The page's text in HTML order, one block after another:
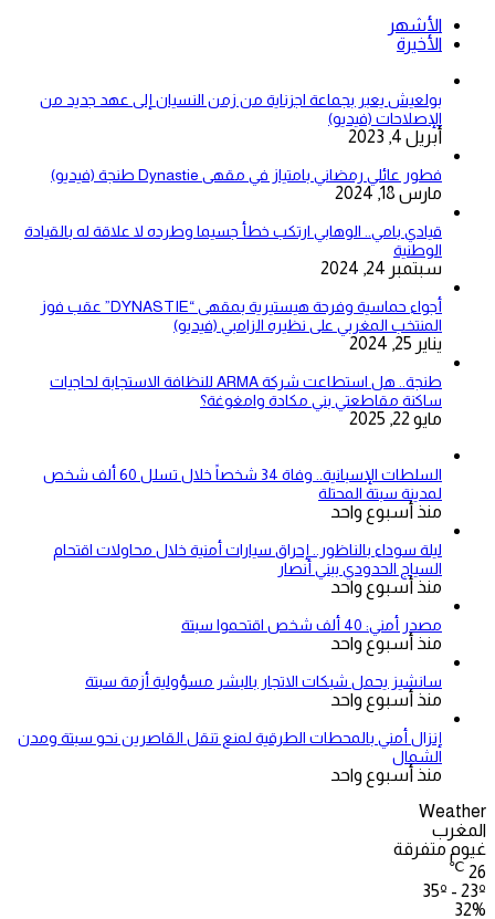
الأشهر
الأخيرة
بولعيش يعبر بجماعة اجزناية من زمن النسيان إلى عهد جديد من
الإصلاحات (فيديو)
أبريل 4, 2023
فطور عائلي رمضاني بامتياز في مقهى Dynastie طنجة (فيديو)
مارس 18, 2024
قيادي بامي.. الوهابي ارتكب خطأ جسيما وطرده لا علاقة له بالقيادة
الوطنية
سبتمبر 24, 2024
أجواء حماسية وفرحة هيستيرية بمقهى “DYNASTIE” عقب فوز
المنتخب المغربي على نظيره الزامبي (فيديو)
يناير 25, 2024
طنجة.. هل استطاعت شركة ARMA للنظافة الاستجابة لحاجيات
ساكنة مقاطعتي بني مكادة وامغوغة؟
مايو 22, 2025
السلطات الإسبانية.. وفاة 34 شخصاً خلال تسلل 60 ألف شخص
لمدينة سبتة المحتلة
منذ أسبوع واحد
ليلة سوداء بالناظور.. إحراق سيارات أمنية خلال محاولات اقتحام
السياج الحدودي ببني أنصار
منذ أسبوع واحد
مصدر أمني: 40 ألف شخص اقتحموا سبتة
منذ أسبوع واحد
سانشيز يحمل شبكات الاتجار بالبشر مسؤولية أزمة سبتة
منذ أسبوع واحد
إنزال أمني بالمحطات الطرقية لمنع تنقل القاصرين نحو سبتة ومدن
الشمال
منذ أسبوع واحد
Weather
المغرب
غيوم متفرقة
26
℃
35º - 23º
32%